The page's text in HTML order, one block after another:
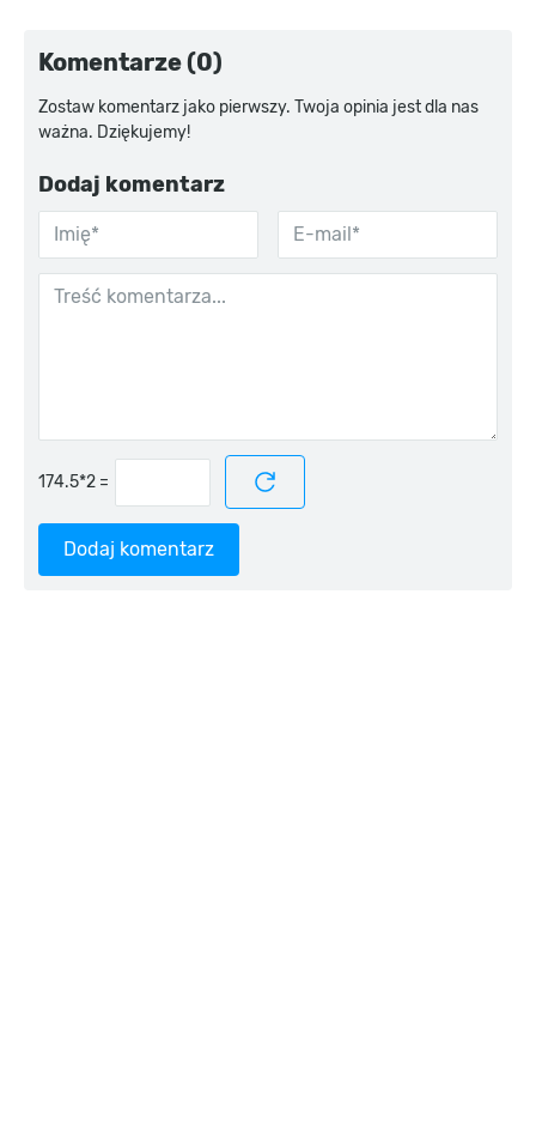
Komentarze (0)
Zostaw komentarz jako pierwszy. Twoja opinia jest dla nas
ważna. Dziękujemy!
Dodaj komentarz
=
Dodaj komentarz